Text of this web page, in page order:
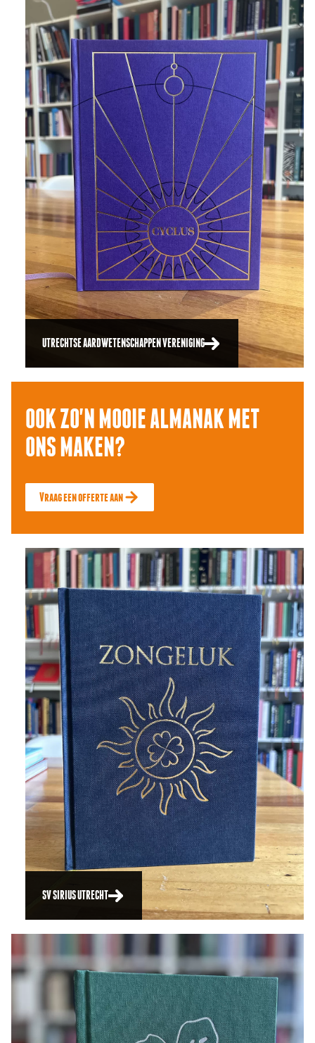
UTRECHTSE AARDWETENSCHAPPEN VERENIGING
OOK ZO'N MOOIE ALMANAK MET
ONS MAKEN?
Vraag een offerte aan
SV SIRIUS UTRECHT